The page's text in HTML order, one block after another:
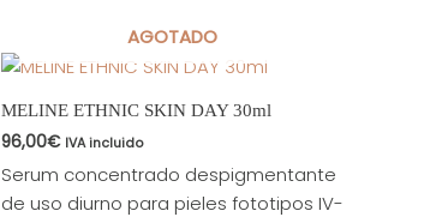
AGOTADO
MELINE ETHNIC SKIN DAY 30ml
96,00€ IVA incluido
Serum concentrado despigmentante
de uso diurno para pieles fototipos IV-